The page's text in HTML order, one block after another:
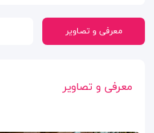
معرفی و تصاویر
معرفی و تصاویر